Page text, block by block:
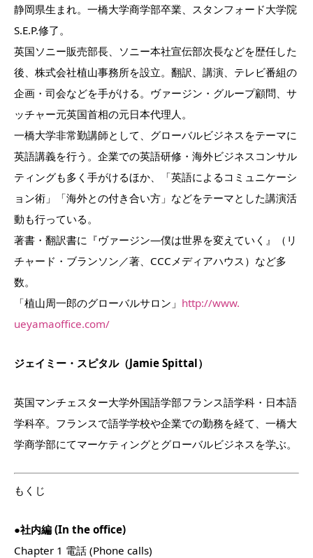
静岡県生まれ。一橋大学商学部卒業、スタンフォード大学院
S.E.P.修了。
英国ソニー販売部長、ソニー本社宣伝部次長などを歴任した
後、 株式会社植山事務所を設立。翻訳、講演、テレビ番組の
企画・ 司会などを手がける。ヴァージン・グループ顧問、 サ
ッチャー元英国首相の元日本代理人。
一橋大学非常勤講師として、 グローバルビジネスをテーマに
英語講義を行う。 企業での英語研修・海外ビジネスコンサル
ティングも多く手がけるほか、「英語によるコミュニケーシ
ョン術」「海外との付き合い方」 などをテーマとした講演活
動も行っている。
著書・翻訳書に『ヴァージン―僕は世界を変えていく』（ リ
チャード・ブランソン／著、CCCメディアハウス）など多
数。
「植山周一郎のグローバルサロン」 http://www.
ueyamaoffice.com/
ジェイミー・スピタル（Jamie Spittal）
英国マンチェスター大学外国語学部フランス語学科・ 日本語
学科卒。フランスで語学学校や企業での勤務を経て、 一橋大
学商学部にてマーケティングとグローバルビジネスを学ぶ。
もくじ
●社内編 (In the office)
Chapter 1 電話 (Phone calls)